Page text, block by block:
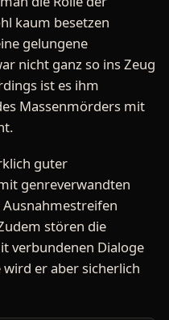
kaum besetzen
gelungene
nicht ganz so ins Zeug
ist es ihm
Massenmörders mit
guter
genreverwandten
stören die
verbundenen Dialoge
er aber sicherlich